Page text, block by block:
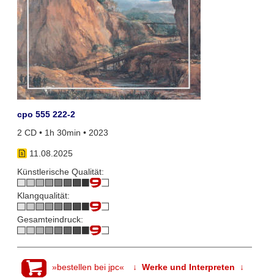
cpo 555 222-2
2 CD • 1h 30min • 2023
11.08.2025
Künstlerische Qualität:
Klangqualität:
Gesamteindruck:
»bestellen bei jpc« ↓ Werke und Interpreten ↓